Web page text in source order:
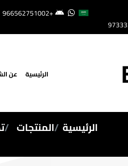
+966562751002
الرئيسية عن
الرئيسية المنتجات